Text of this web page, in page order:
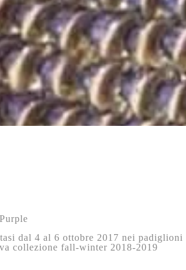
dal 4 al 6 ottobre 2017 nei padiglioni
collezione fall-winter 2018-2019